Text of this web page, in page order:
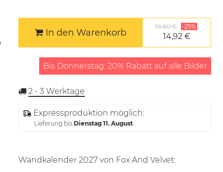
In den Warenkorb
19,90 € -25%
14,92 €
Bis Donnerstag: 20% Rabatt auf alle Bilder
2 - 3 Werktage
Expressproduktion möglich:
Lieferung bis Dienstag 11. August
Wandkalender 2027 von Fox And Velvet: